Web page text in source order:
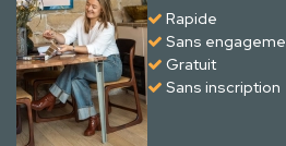
Rapide
Sans
Gratuit
Sans inscription